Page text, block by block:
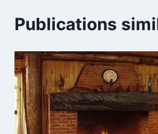
Publications